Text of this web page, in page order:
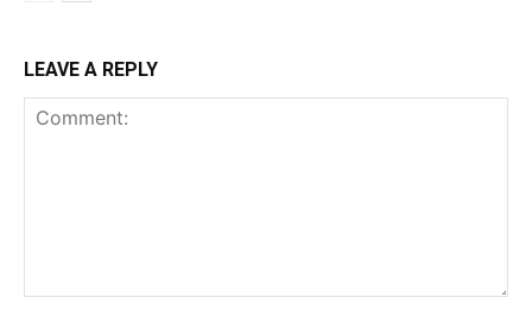
LEAVE A REPLY